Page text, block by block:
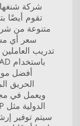
شركة
تقوم أيضًا
سعر أي
تدريب
أفضل
الحريق
ويعمل في
سيتم توفير